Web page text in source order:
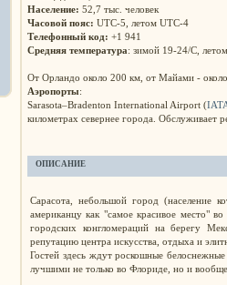
Население: 52,7 тыс. человек
Часовой пояс: UTC-5, летом UTC-4
Телефонный код: +1 941
Средняя температура: зимой 19-24/C,
От Орландо около 200 км, от Майами -
Аэропорты:
Sarasota–Bradenton International Airport (
километрах севернее города.
ОПИСАНИЕ
Сарасота, небольшой город (население
американцу как "самое красивое место"
городских конгломераций на берегу
репутацию центра искусства, отдыха и
Гостей здесь ждут роскошные
лучшими не только во Флориде, но и